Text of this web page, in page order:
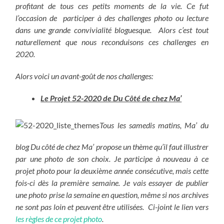
profitant de tous ces petits moments de la vie. Ce fut
l’occasion de participer à des challenges photo ou lecture
dans une grande convivialité bloguesque. Alors c’est tout
naturellement que nous reconduisons ces challenges en
2020.
Alors voici un avant-goût de nos challenges:
Le Projet 52-2020 de Du Côté de chez Ma’
Tous les samedis matins, Ma’ du
blog Du côté de chez Ma’ propose un thème qu’il faut illustrer
par une photo de son choix. Je participe à nouveau à ce
projet photo pour la deuxième année consécutive, mais cette
fois-ci dès la première semaine. Je vais essayer de publier
une photo prise la semaine en question, même si nos archives
ne sont pas loin et peuvent être utilisées. Ci-joint le lien vers
les règles de ce projet photo